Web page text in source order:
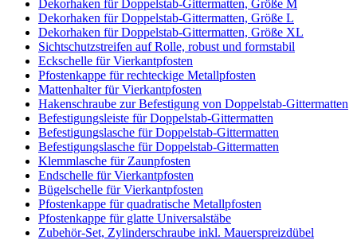
Dekorhaken für Doppelstab-Gittermatten, Größe M
Dekorhaken für Doppelstab-Gittermatten, Größe L
Dekorhaken für Doppelstab-Gittermatten, Größe XL
Sichtschutzstreifen auf Rolle, robust und formstabil
Eckschelle für Vierkantpfosten
Pfostenkappe für rechteckige Metallpfosten
Mattenhalter für Vierkantpfosten
Hakenschraube zur Befestigung von Doppelstab-Gittermatten
Befestigungsleiste für Doppelstab-Gittermatten
Befestigungslasche für Doppelstab-Gittermatten
Befestigungslasche für Doppelstab-Gittermatten
Klemmlasche für Zaunpfosten
Endschelle für Vierkantpfosten
Bügelschelle für Vierkantpfosten
Pfostenkappe für quadratische Metallpfosten
Pfostenkappe für glatte Universalstäbe
Zubehör-Set, Zylinderschraube inkl. Mauerspreizdübel